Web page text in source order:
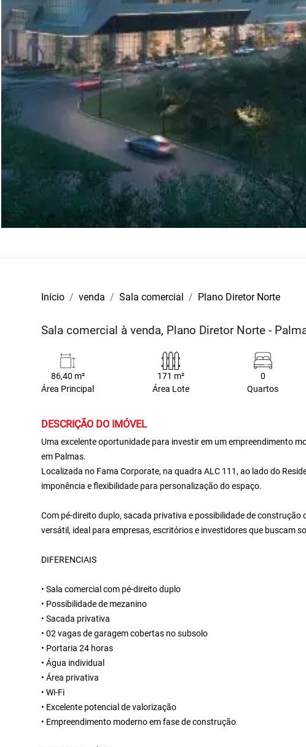
Início venda Sala comercial Plano Diretor Norte
Sala comercial à venda, Plano Diretor Norte -
86,40 m²
Área Principal
171 m²
Área Lote
0
Quartos
DESCRIÇÃO DO IMÓVEL
Uma excelente oportunidade para investir em um empreendimento
em Palmas.
Localizada no Fama Corporate, na quadra ALC 111, ao lado do
imponência e flexibilidade para personalização do espaço.
Com pé-direito duplo, sacada privativa e possibilidade de construção
versátil, ideal para empresas, escritórios e investidores que buscam
DIFERENCIAIS
• Sala comercial com pé-direito duplo
• Possibilidade de mezanino
• Sacada privativa
• 02 vagas de garagem cobertas no subsolo
• Portaria 24 horas
• Água individual
• Área privativa
• Wi-Fi
• Excelente potencial de valorização
• Empreendimento moderno em fase de construção